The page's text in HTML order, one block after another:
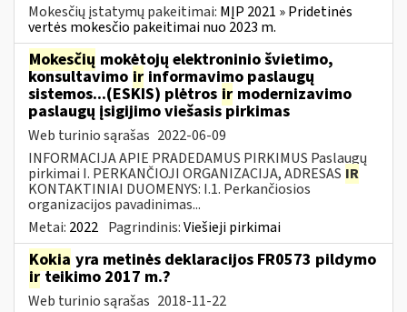
Mokesčių įstatymų pakeitimai: MĮP 2021 » Pridetinės
vertės mokesčio pakeitimai nuo 2023 m.
Mokesčių mokėtojų elektroninio švietimo,
konsultavimo ir informavimo paslaugų
sistemos...(ESKIS) plėtros ir modernizavimo
paslaugų įsigijimo viešasis pirkimas
Web turinio sąrašas 2022-06-09
INFORMACIJA APIE PRADEDAMUS PIRKIMUS Paslaugų
pirkimai I. PERKANČIOJI ORGANIZACIJA, ADRESAS IR
KONTAKTINIAI DUOMENYS: I.1. Perkančiosios
organizacijos pavadinimas...
Metai: 2022 Pagrindinis:Viešieji pirkimai
Kokia yra metinės deklaracijos FR0573 pildymo
irteikimo 2017 m.?
Web turinio sąrašas 2018-11-22